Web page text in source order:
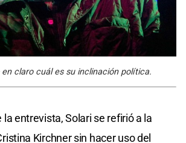
claro cuál es su inclinación política.
la entrevista, Solari se refirió a la
Kirchner sin hacer uso del